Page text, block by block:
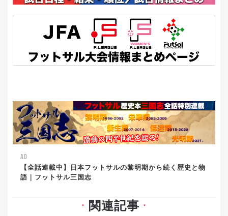
AD
【全話連載中】日本フットサルの黎明期から続く歴史と物
語｜フットサル三国志
▼ 関連記事 ▼